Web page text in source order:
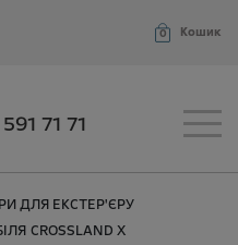
0 Кошик
71 71
ДЛЯ ЕКСТЕР'ЄРУ
CROSSLAND X